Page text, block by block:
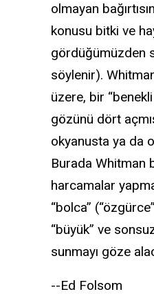
olmayan
konusu bitki ve
gördüğümüzden
söylenir).
üzere, bir
gözünü dört
okyanusta ya da
Burada Whitman
harcamalar
“bolca”
“büyük” ve
sunmayı göze
--Ed Folsom